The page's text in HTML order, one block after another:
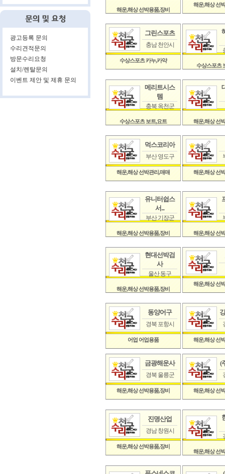
광고등록 문의
수리견적문의
방문수리요청
설치/렌탈문의
이벤트 제안 및 제휴 문의
해운,해상 선박용품,장비
해운,해상 선
그린스포츠
충남 천안시
수상스포츠 카누,카약
수상스포츠
메리트시스
템
충북 옥천군
수상스포츠 보트,요트 해운,해상 선
먹스코리아
부산 영도구
해운,해상 선박관리,매매 해운,해상 선
유니터쉽스
서...
부산 기장군
해운,해상 선박용품,장비 해운,해상 선
현대선박검
사
울산 동구
해운,해상 선박용품,장비
해운,해상 선
동양어구
경북 포항시
어업 어업용품 해운,해상 선
금광해운사
경북 울릉군
해운,해상 선박용품,장비
(
해운,해상 선
진명산업
경남 창원시
해운,해상 선박용품,장비
해운,해상 선